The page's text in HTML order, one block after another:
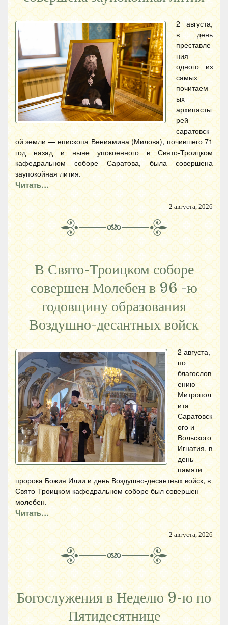
2 августа,
в день
преставле
ния
одного из
самых
почитаем
ых
архипасты
рей
саратовск
ой земли — епископа Вениамина (Милова), почившего 71
год назад и ныне упокоенного в Свято-Троицком
кафедральном соборе Саратова, была совершена
заупокойная лития.
Читать…
2 августа, 2026
В Свято-Троицком соборе
совершен Молебен в 96 -ю
годовщину образования
Воздушно-десантных войск
2 августа,
по
благослов
ению
Митропол
ита
Саратовск
ого и
Вольского
Игнатия, в
день
памяти
пророка Божия Илии и день Воздушно-десантных войск, в
Свято-Троицком кафедральном соборе был совершен
молебен.
Читать…
2 августа, 2026
Богослужения в Неделю 9-ю по
Пятидесятнице